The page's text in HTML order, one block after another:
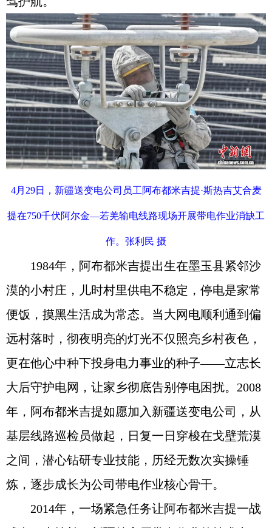
4月29日，新疆送变电公司员工阿布都米吉提·斯热吉艾合麦
提在750千伏阿尔金—若羌输电线路现场开展带电作业消缺工
作。张利民 摄
1984年，阿布都米吉提出生在墨玉县紧邻沙
漠的小村庄，儿时村里供电不稳定，停电是家常
便饭，摸黑生活成为常态。当大网电顺利通到偏
远村落时，彻夜明亮的灯光不仅照亮乡村夜色，
更在他心中种下投身电力事业的种子——立志长
大后守护电网，让家乡彻底告别停电困扰。2008
年，阿布都米吉提如愿加入新疆送变电公司，从
基层线路巡检员做起，日复一日穿梭在戈壁荒漠
之间，潜心钻研专业技能，历经无数次实操锤
炼，逐步成长为公司带电作业核心骨干。
2014年，一场紧急任务让阿布都米吉提一战